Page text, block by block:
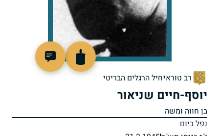
רב טוראיחיל הרגלים הבריטי
יוסף-חיים שניאור
בן חווה ומשה
נפל ביום